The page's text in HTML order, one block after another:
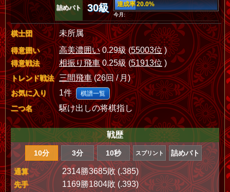
詰めバト 30級 達成率 20.0%
今月:
棋士団 未所属
得意囲い 高美濃囲い0.29級 (55003位)
得意戦法 相振り飛車0.25級 (51913位 )
トレンド戦法 三間飛車(26回 / 月)
お気に入り 1件 棋譜一覧
二つ名 駆け出しの将棋指し
戦歴
10分 3分 10秒 スプリント 詰めバト
通算 2314勝3685敗 (.385)
先手 1169勝1804敗 (.393)